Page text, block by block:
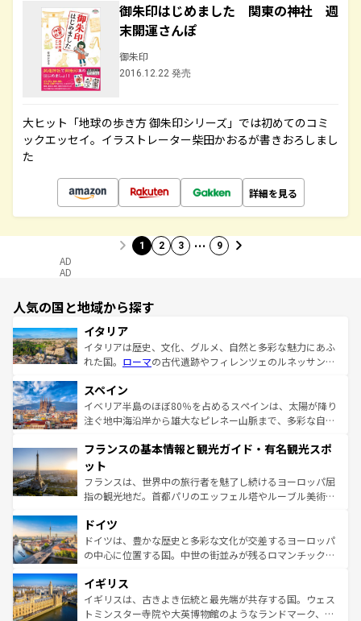
御朱印はじめました 関東の神社 週
末開運さんぽ
御朱印
2016.12.22 発売
大ヒット「地球の歩き方 御朱印シリーズ」では初めてのコミ
ックエッセイ。イラストレーター柴田かおるが書きおろしまし
た
詳細を見る
1 2 3 … 9
AD
AD
人気の国と地域から探す
イタリア
イタリアは歴史、文化、グルメ、自然と多彩な魅力にあふ
れた国。 ローマの古代遺跡やフィレンツェのルネッサンス
ろん、トスカーナの美しい田園風景やアマルフィ海岸の絶
景など、自然景観も見逃せない。観光の合間には、本場の
ピザやパスタなど、絶品のイタリア料理を堪能することも
ませてくれるイタリアで、忘れられない旅をしてみよう！
なお、新着のイタリア情報は
しい。
スペイン
イベリア半島のほぼ80％を占めるスペインは、太陽が降り
注ぐ地中海沿岸から雄大なピレネー山脈まで、多彩な自然
文化が根付くこの国では、情熱的なフラメンコ、熱気あふ
れる闘牛、そして美味しいタパスが生活の一部となってい
る。首都マドリードの洗練された雰囲気や、バルセロナの
アートに溢れた街角から、地方では古代ローマ遺跡や中世
せる。地方によって風土や気候が異なるスペインはその個
性で訪れる人を魅了する。 なお、新着のスペイン情報は コ
ンテンツ一覧を参照してほしい。
フランスの基本情報と観光ガイド・有名観光スポ
ット
フランスは、世界中の旅行者を魅了し続けるヨーロッパ屈
指の観光地だ。首都パリのエッフェル塔やルーブル美術館
で、幅広い魅力が詰まっている。華麗な宮殿、歴史的な大
聖堂、美しいビーチ、そして豊かな自然が、訪れる者を心
から魅了する。また、フランスは美食の国としても知ら
いる。シャンパンの発祥地であるランス、プロヴァンスの
香り高いラベンダー畑など、多彩な楽しみ方が可能だ。さ
らに、パリ以外の地域にも魅力が溢れており、どの街角に
ドイツ
ドイツは、豊かな歴史と多彩な文化が交差するヨーロッパ
の中心に位置する国。中世の街並みが残るロマンチック街
顔を持つこの国は、どこを歩いても飽きることがない。ベ
ルリンの文化的活気、バイエルン州のアルプスの絶景、そ
してライン川沿いのワイン畑といった風景は必見。ビール
イギリス
イギリスは、古きよき伝統と最先端が共存する国。ウェス
トミンスター寺院や大英博物館のようなランドマーク、歴